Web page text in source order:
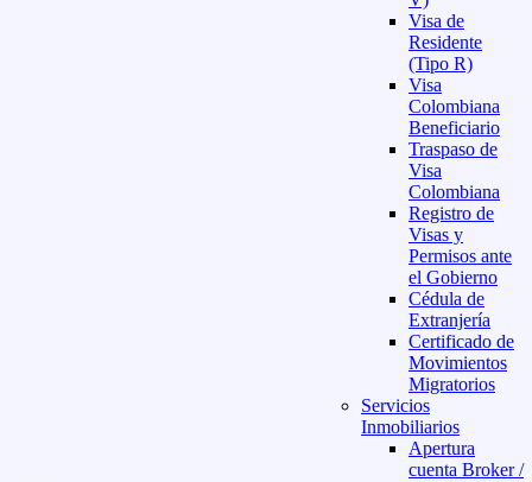
Visa de
Residente
(Tipo R)
Visa
Colombiana
Beneficiario
Traspaso de
Visa
Colombiana
Registro de
Visas y
Permisos ante
el Gobierno
Cédula de
Extranjería
Certificado de
Movimientos
Migratorios
Servicios
Inmobiliarios
Apertura
cuenta Broker /